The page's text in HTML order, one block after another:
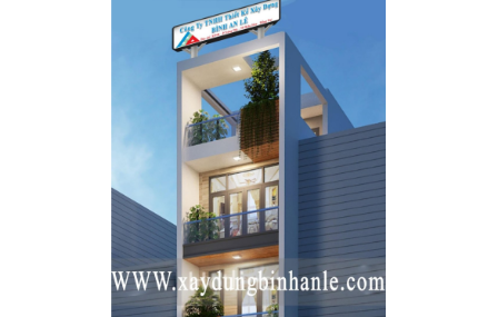
Tầng trệt được bố trí lùi vào trong để tạo khoảng sân trước, kiêm
vai trò là gara đỗ xa ô tô. Ngoài ra một phần không gian cạnh
phòng khác cũng được sử dụng làm vị trí đỗ dành cho xe gắn
máy. Phòng khách và bếp liên thông nhau để tận dụng không gian
và tăng tính liên kết trong sinh hoạt gia đình. Một phòng ngủ
được bố trí gọn gàng phía cuối góc nhà, chừa diện tích cho phòng
vệ sinh sử dụng chung.
Lầu 1 chỉ gồm 2 phòng ngủ và 1 phòng vệ sinh dùng chung, tạo
không gian nghỉ ngơi riêng tư khá thoải mái.
Trên tầng thượng là phòng ngủ thứ 4 của ngôi nhà, phòng thờ
được bố trí phía trước và 1WC ở góc nhà. Phía trước là khoảng
sân thượng thoáng mát.